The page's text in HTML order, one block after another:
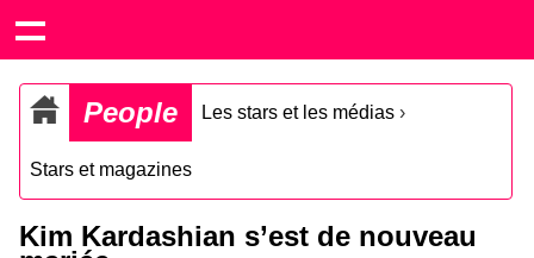
People Les stars et les médias ›
Stars et magazines
Kim Kardashian s’est de nouveau